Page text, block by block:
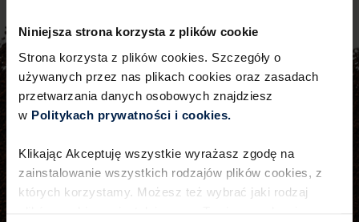
Niniejsza strona korzysta z plików cookie
Strona korzysta z plików cookies. Szczegóły o
używanych przez nas plikach cookies oraz zasadach
przetwarzania danych osobowych znajdziesz
w Politykach prywatności i cookies.​ ​
Klikając Akceptuję wszystkie wyrażasz zgodę na
zainstalowanie wszystkich rodzajów plików cookies,​ z
których korzystamy. Możesz też wybrać jaki rodzaj
NASZE SKŁADNIKI: